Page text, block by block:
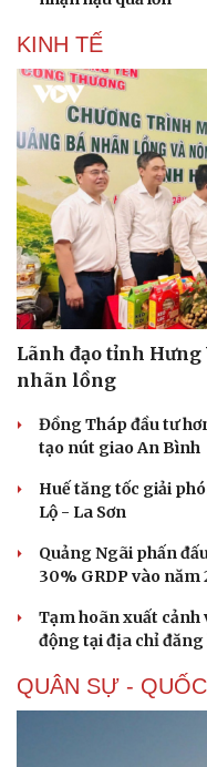
Doanh nghiệp
Thông tin doanh nghiệp
Doanh nghiệp 24h
Doanh nhân
Vì cộng đồng
KINH TẾ
Lãnh đạo tỉnh
nhãn lồng
Đồng Tháp đầu tư
tạo nút giao An Bình
Huế tăng tốc giải
Lộ - La Sơn
Quảng Ngãi phấn
30% GRDP vào năm
Tạm hoãn xuất cảnh
động tại địa chỉ đăng
QUÂN SỰ -